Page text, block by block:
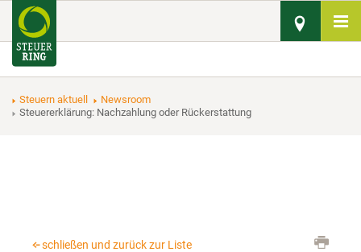
Steuern aktuell
Newsroom
Steuererklärung: Nachzahlung oder Rückerstattung
schließen und zurück zur Liste